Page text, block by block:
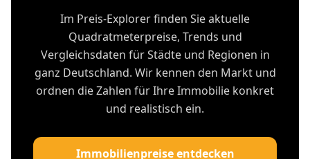
Im Preis-Explorer finden Sie aktuelle
Quadratmeterpreise, Trends und
Vergleichsdaten für Städte und Regionen in
ganz Deutschland. Wir kennen den Markt und
ordnen die Zahlen für Ihre Immobilie konkret
und realistisch ein.
Immobilienpreise entdecken